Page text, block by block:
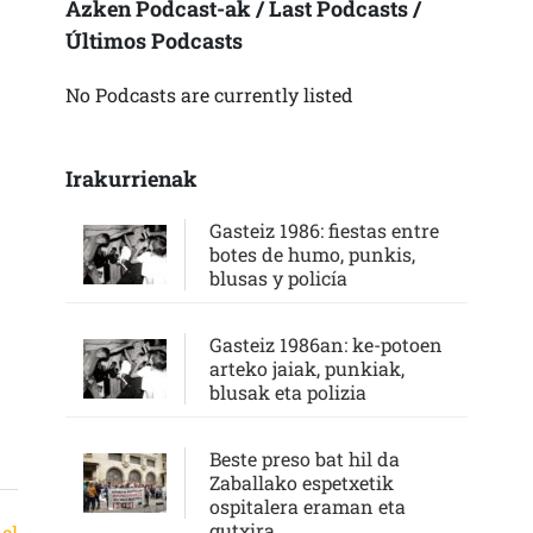
Azken Podcast-ak / Last Podcasts /
Últimos Podcasts
No Podcasts are currently listed
Irakurrienak
Gasteiz 1986: fiestas entre
botes de humo, punkis,
blusas y policía
Gasteiz 1986an: ke-potoen
arteko jaiak, punkiak,
blusak eta polizia
Beste preso bat hil da
Zaballako espetxetik
ospitalera eraman eta